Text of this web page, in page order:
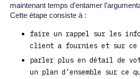
maintenant temps d’entamer
Cette étape consiste à :
faire un rappel sur les
client a fournies et sur ce
parler plus en détail de
un plan d’ensemble sur ce